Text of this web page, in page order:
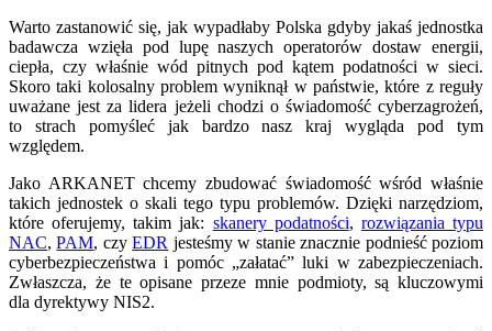
Warto zastanowić się, jak wypadłaby Polska gdyby jakaś jednostka
badawcza wzięła pod lupę naszych operatorów dostaw energii,
ciepła, czy właśnie wód pitnych pod kątem podatności w sieci.
Skoro taki kolosalny problem wyniknął w państwie, które z reguły
uważane jest za lidera jeżeli chodzi o świadomość cyberzagrożeń,
to strach pomyśleć jak bardzo nasz kraj wygląda pod tym
względem.
Jako ARKANET chcemy zbudować świadomość wśród właśnie
takich jednostek o skali tego typu problemów. Dzięki narzędziom,
które oferujemy, takim jak: skanery podatności, rozwiązania typu
NAC,PAM, czyEDR jesteśmy w stanie znacznie podnieść poziom
cyberbezpieczeństwa i pomóc „załatać” luki w zabezpieczeniach.
Zwłaszcza, że te opisane przeze mnie podmioty, są kluczowymi
dla dyrektywy NIS2.